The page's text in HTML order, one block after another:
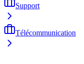
Support
Télécommunication